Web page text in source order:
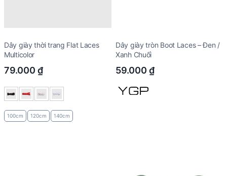
Dây giày thời trang Flat Laces
Multicolor
79.000 ₫
100cm 120cm 140cm
Dây giày tròn Boot Laces – Đen /
Xanh Chuối
59.000 ₫